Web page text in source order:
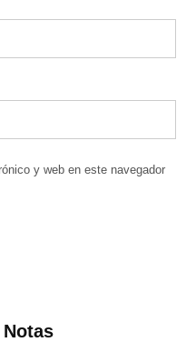
y web en este navegador